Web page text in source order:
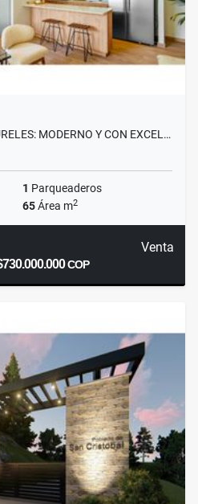
MODERNO Y CON EXCEL…
1 Parqueaderos
65Área m2
Venta
COP